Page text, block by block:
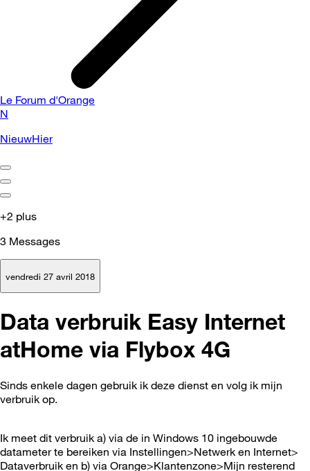
Le Forum d'Orange
N
NieuwHier
+2 plus
3 Messages
vendredi 27 avril 2018
Data verbruik Easy Internet
atHome via Flybox 4G
Sinds enkele dagen gebruik ik deze dienst en volg ik mijn
verbruik op.
Ik meet dit verbruik a) via de in Windows 10 ingebouwde
datameter te bereiken via Instellingen>Netwerk en Internet>
Dataverbruik en b) via Orange>Klantenzone>Mijn resterend